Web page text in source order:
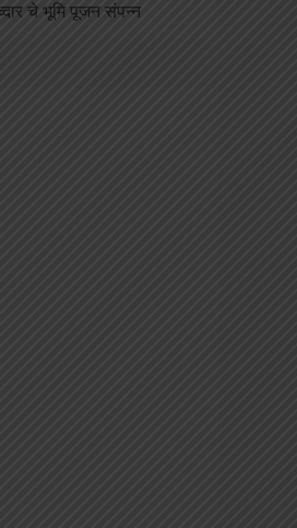
व्दार चे भूमि पूजन संपन्न